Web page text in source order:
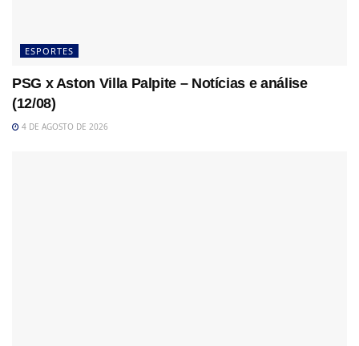
ESPORTES
PSG x Aston Villa Palpite – Notícias e análise
(12/08)
4 DE AGOSTO DE 2026